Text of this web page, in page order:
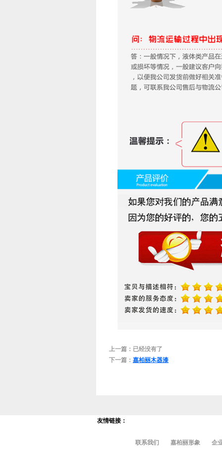
上一篇：已经没有了
下一篇： 嘉柏丽木器漆
友情链接：
联系我们 嘉柏丽形象 企